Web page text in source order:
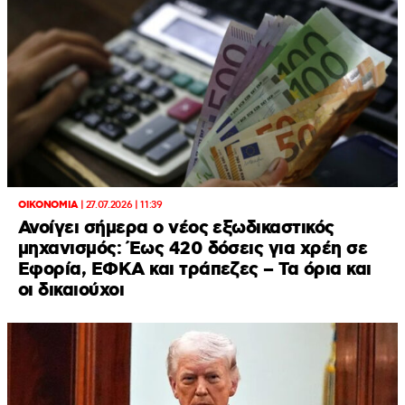
ΟΙΚΟΝΟΜΙΑ| 27.07.2026 | 11:39
Ανοίγει σήμερα ο νέος εξωδικαστικός
μηχανισμός: Έως 420 δόσεις για χρέη σε
Εφορία, ΕΦΚΑ και τράπεζες – Τα όρια και
οι δικαιούχοι